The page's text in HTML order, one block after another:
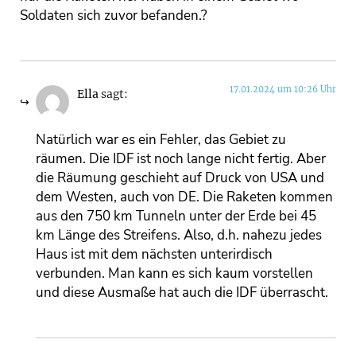
Soldaten sich zuvor befanden.?
Ellasagt: 17.01.2024 um 10:26 Uhr
Natürlich war es ein Fehler, das Gebiet zu
räumen. Die IDF ist noch lange nicht fertig. Aber
die Räumung geschieht auf Druck von USA und
dem Westen, auch von DE. Die Raketen kommen
aus den 750 km Tunneln unter der Erde bei 45
km Länge des Streifens. Also, d.h. nahezu jedes
Haus ist mit dem nächsten unterirdisch
verbunden. Man kann es sich kaum vorstellen
und diese Ausmaße hat auch die IDF überrascht.